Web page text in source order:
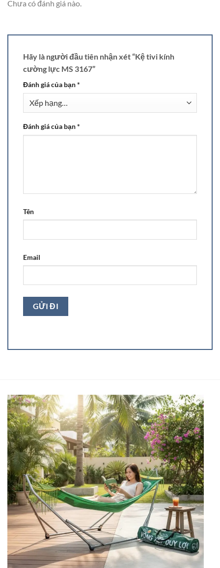
Chưa có đánh giá nào.
Hãy là người đầu tiên nhận xét “Kệ tivi kính
cường lực MS 3167”
Đánh giá của bạn*
Đánh giá của bạn*
Tên
Email